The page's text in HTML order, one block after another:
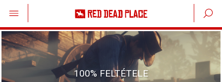
100% FELTÉTELE